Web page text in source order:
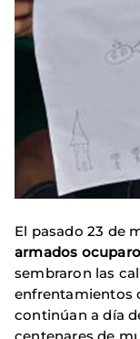
El pasado 23 de
armados
sembraron las
enfrentamientos
continúan a día